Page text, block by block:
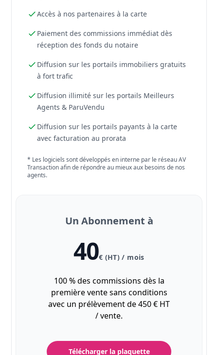
Accès à nos partenaires à la carte
Paiement des commissions immédiat dès
réception des fonds du notaire
Diffusion sur les portails immobiliers gratuits
à fort trafic
Diffusion illimité sur les portails Meilleurs
Agents & ParuVendu
Diffusion sur les portails payants à la carte
avec facturation au prorata
* Les logiciels sont développés en interne par le réseau AV
Transaction afin de répondre au mieux aux besoins de nos
agents.
Un Abonnement à
40€ (HT) / mois
100 % des commissions dès la
première vente sans conditions
avec un prélèvement de 450 € HT
/ vente.
Télécharger la plaquette